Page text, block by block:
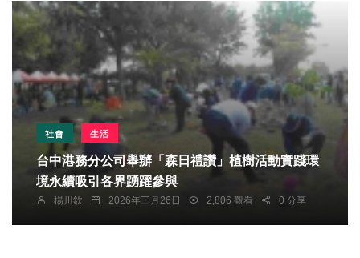
社會 生活
台中港務分公司舉辦「森日禮讚」植樹活動實踐環
境永續吸引各界踴躍參與
楊川欽 2026年三月26日 2,806 觀看 0 分享